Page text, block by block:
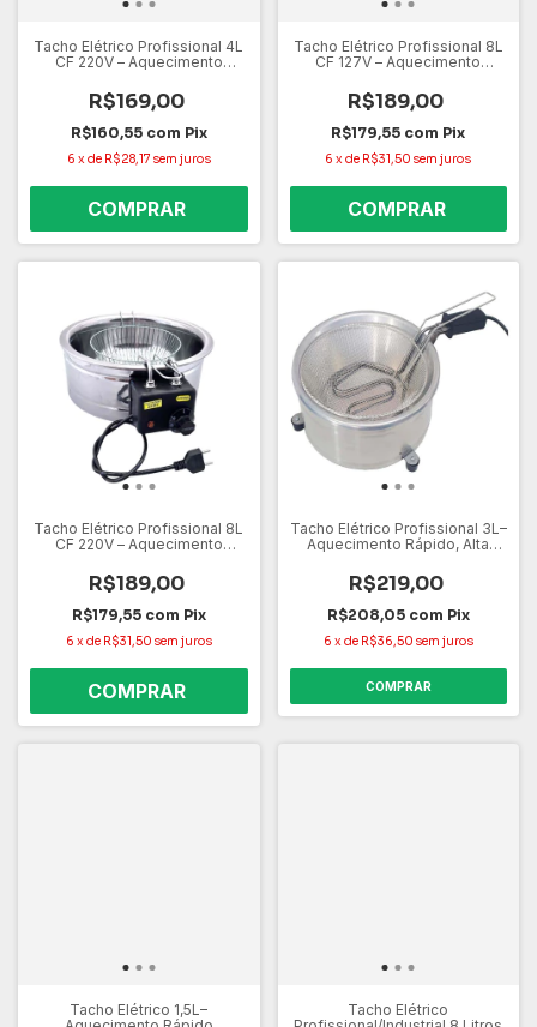
Tacho Elétrico Profissional 4L
CF 220V – Aquecimento
Controle de Temperatura
R$169,00
R$160,55 com Pix
6 xde R$28,17 sem juros
Tacho Elétrico Profissional 8L
CF 127V – Aquecimento
Controle de Temperatura
R$189,00
R$179,55 com Pix
6 xde R$31,50 sem juros
Tacho Elétrico Profissional 8L
CF 220V – Aquecimento
Controle de Temperatura
R$189,00
R$179,55 com Pix
6 xde R$31,50 sem juros
Tacho Elétrico Profissional 3L–
Aquecimento Rápido, Alta
Temperatura
R$219,00
R$208,05 com Pix
6 xde R$36,50 sem juros
COMPRAR
Tacho Elétrico 1,5L–
Tacho Elétrico